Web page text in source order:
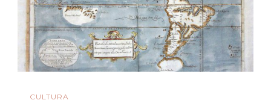
Yo
Soy
Un
Docente,
CULTURA